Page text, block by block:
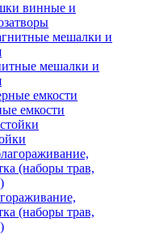
винные и
мешалки и
емкости
(наборы трав,